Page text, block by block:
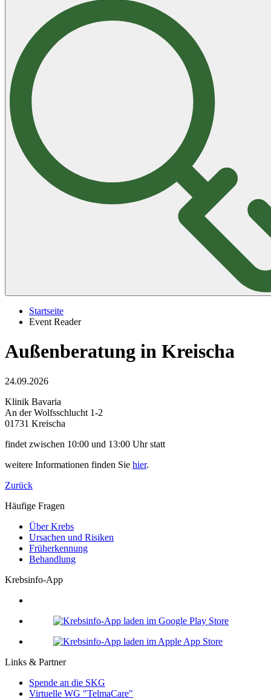
Startseite
Event Reader
Außenberatung in Kreischa
24.09.2026
Klinik Bavaria
An der Wolfsschlucht 1-2
01731 Kreischa
findet zwischen 10:00 und 13:00 Uhr statt
weitere Informationen finden Sie hier.
Zurück
Häufige Fragen
Über Krebs
Ursachen und Risiken
Früherkennung
Behandlung
Krebsinfo-App
Links & Partner
Spende an die SKG
Virtuelle WG "TelmaCare"